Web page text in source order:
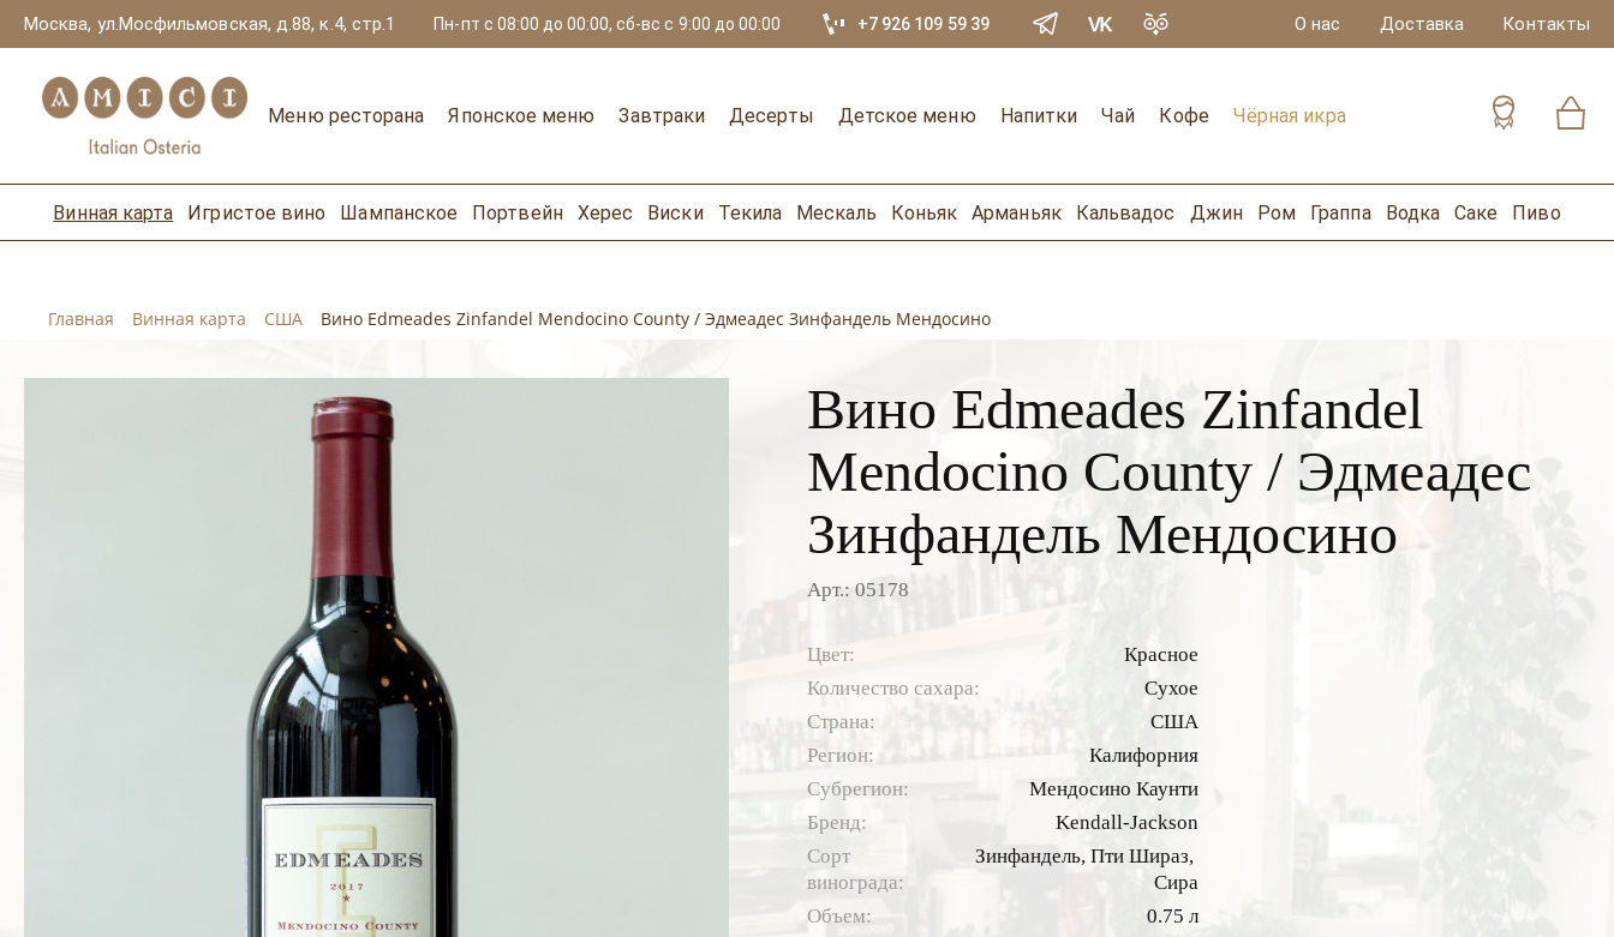
Москва, ул.Мосфильмовская, д.88, к.4, стр.1 Пн-пт с 08:00 до 00:00, сб-вс с 9:00 до 00:00 +7 926 109 59 39 О нас Доставка Контакты
Меню ресторана Японское меню Завтраки Десерты Детское меню Напитки Чай Кофе Чёрная икра
Винная карта Игристое вино Шампанское Портвейн Херес Виски Текила Мескаль Коньяк Арманьяк Кальвадос Джин Ром Граппа Водка Саке Пиво
Главная Винная карта США Вино Edmeades Zinfandel Mendocino County / Эдмеадес Зинфандель Мендосино
Вино Edmeades Zinfandel
Mendocino County / Эдмеадес
Зинфандель Мендосино
Арт.: 05178
Цвет:
Красное
Количество сахара:
Сухое
Страна:
США
Регион:
Калифорния
Субрегион:
Мендосино Каунти
Бренд:
Kendall-Jackson
Сорт
винограда:
Зинфандель, Пти Шираз,
Сира
Объем:
0.75 л